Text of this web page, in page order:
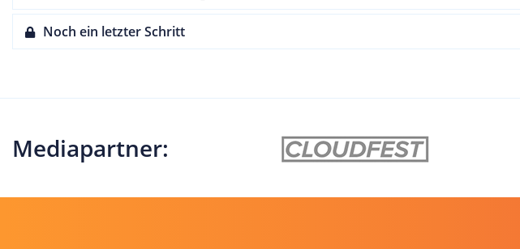
Noch ein letzter Schritt
Mediapartner: